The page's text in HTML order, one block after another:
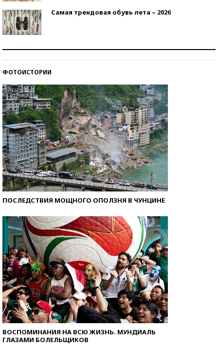
Самая трендовая обувь лета – 2026
ФОТОИСТОРИИ
ПОСЛЕДСТВИЯ МОЩНОГО ОПОЛЗНЯ В ЧУНЦИНЕ
ВОСПОМИНАНИЯ НА ВСЮ ЖИЗНЬ. МУНДИАЛЬ
ГЛАЗАМИ БОЛЕЛЬЩИКОВ